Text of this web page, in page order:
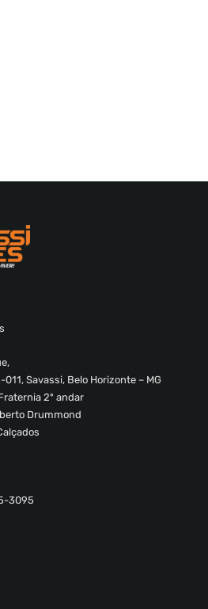
Savassi, Belo Horizonte – MG
2º andar
Drummond
3095